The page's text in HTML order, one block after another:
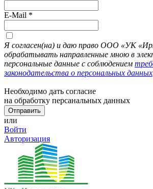
E-Mail *
Я согласен(на) и даю право ООО «УК
обрабатывать направленные мною в
персональные данные с соблюдением
законодательства о персональных данных
Необходимо дать согласие
на обработку персанальных данных
или
Войти
Авторизация